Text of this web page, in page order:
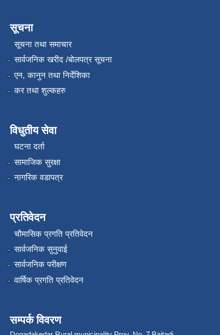
सूचना
सूचना तथा समाचार
सार्वजनिक खरीद /बोलपत्र सूचना
एन, कानुन तथा निर्देशिका
कर तथा शुल्कहरु
विधुतीय सेवा
घटना दर्ता
सामाजिक सुरक्षा
नागरिक वडापत्र
प्रतिवेदन
चौमासिक प्रगति प्रतिवेदन
सार्वजनिक सुनुवाई
सार्वजनिक परीक्षण
वार्षिक प्रगति प्रतिवेदन
सम्पर्क विवरण